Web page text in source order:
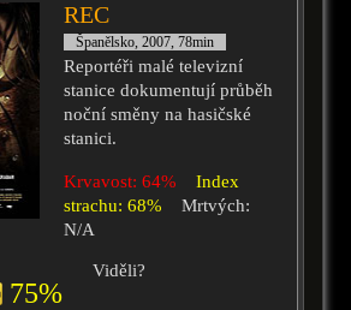
REC
Španělsko, 2007, 78min
Reportéři malé televizní
stanice dokumentují průběh
noční směny na hasičské
stanici.
Krvavost: 64%
Index
strachu: 68%
Mrtvých:
N/A
75%
Viděli?